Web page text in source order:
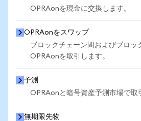
OPRAonを現金に交換します。
OPRAonをスワップ
ブロックチェーン間およびブロッ
OPRAonを取引します。
予測
OPRAonと暗号資産予測市場で取
無期限先物